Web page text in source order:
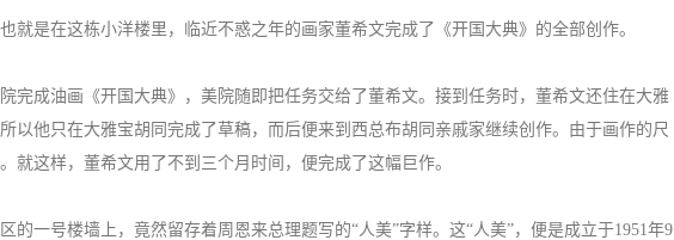
是在这栋小洋楼里，临近不惑之年的画家董希文完成了《开国大典》的全部创作。
成油画《开国大典》，美院随即把任务交给了董希文。接到任务时，董希文还住在大雅
以他只在大雅宝胡同完成了草稿，而后便来到西总布胡同亲戚家继续创作。由于画作的尺
就这样，董希文用了不到三个月时间，便完成了这幅巨作。
一号楼墙上，竟然留存着周恩来总理题写的“人美”字样。这“人美”，便是成立于1951年9